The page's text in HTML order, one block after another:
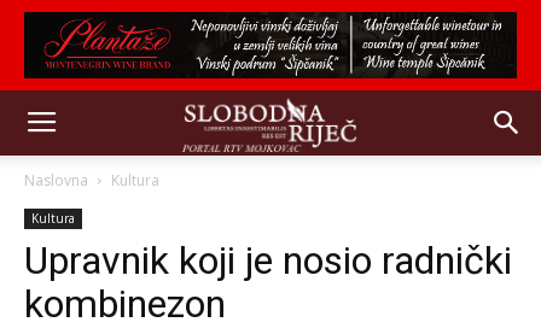
Naslovna Kultura
Kultura
Upravnik koji je nosio radnički
kombinezon